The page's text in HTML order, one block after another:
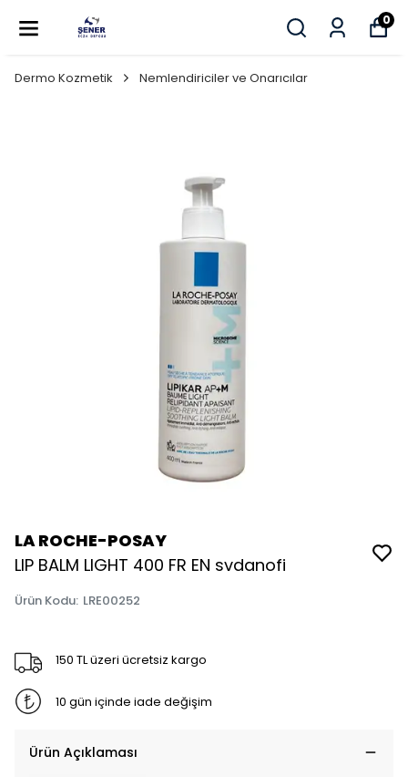
0
Dermo Kozmetik Nemlendiriciler ve Onarıcılar
LA ROCHE-POSAY
LIP BALM LIGHT 400 FR EN svdanofi
Ürün Kodu: LRE00252
150 TL üzeri ücretsiz kargo
10 gün içinde iade değişim
Ürün Açıklaması